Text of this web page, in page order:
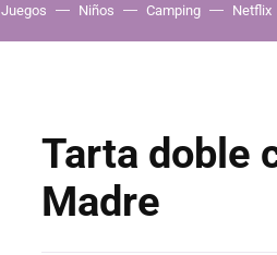
Juegos Niños Camping Netflix
Tarta doble
Madre